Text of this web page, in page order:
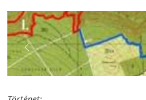
Previous